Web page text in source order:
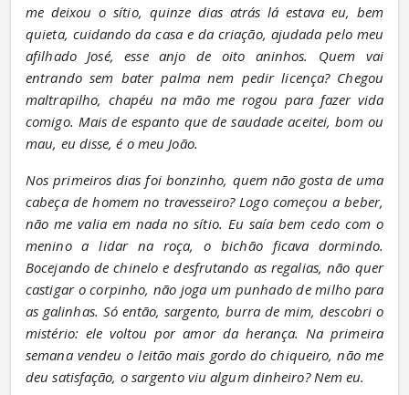
me deixou o sítio, quinze dias atrás lá estava eu, bem
quieta, cuidando da casa e da criação, ajudada pelo meu
afilhado José, esse anjo de oito aninhos. Quem vai
entrando sem bater palma nem pedir licença? Chegou
maltrapilho, chapéu na mão me rogou para fazer vida
comigo. Mais de espanto que de saudade aceitei, bom ou
mau, eu disse, é o meu João.
Nos primeiros dias foi bonzinho, quem não gosta de uma
cabeça de homem no travesseiro? Logo começou a beber,
não me valia em nada no sítio. Eu saía bem cedo com o
menino a lidar na roça, o bichão ficava dormindo.
Bocejando de chinelo e desfrutando as regalias, não quer
castigar o corpinho, não joga um punhado de milho para
as galinhas. Só então, sargento, burra de mim, descobri o
mistério: ele voltou por amor da herança. Na primeira
semana vendeu o leitão mais gordo do chiqueiro, não me
deu satisfação, o sargento viu algum dinheiro? Nem eu.